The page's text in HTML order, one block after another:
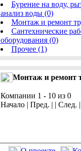
Бурение на воду,
анализ воды (0)
Монтаж и ремонт
Сантехнические
оборудования (0)
Прочее (1)
Монтаж и ремонт
Компании 1 - 10 из 0
Начало | Пред. | | След.